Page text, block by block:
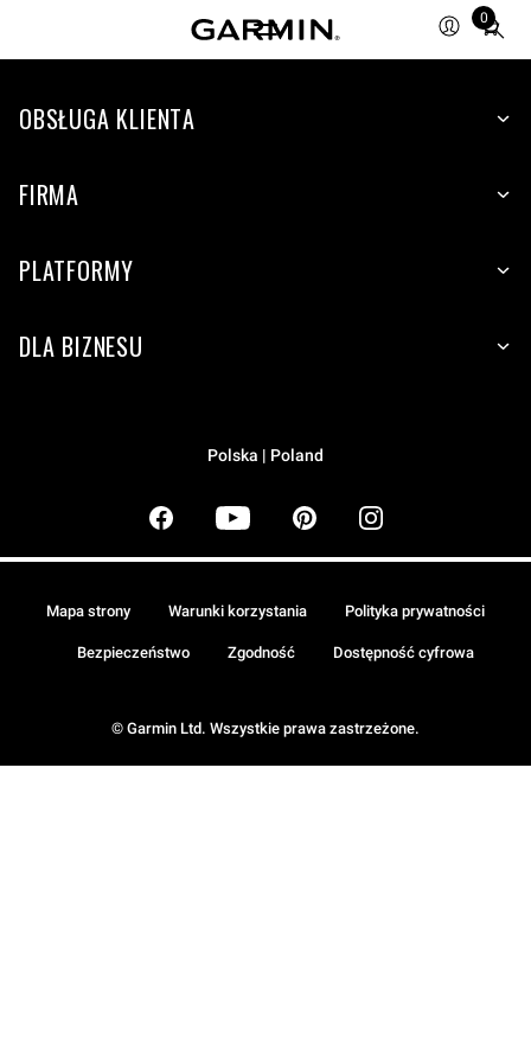
0
Total
items
cart:
OBSŁUGA KLIENTA
FIRMA
PLATFORMY
DLA BIZNESU
Polska | Poland
© Garmin Ltd. Wszystkie prawa zastrzeżone.
Mapa strony Warunki korzystania Polityka prywatności
Bezpieczeństwo Zgodność Dostępność cyfrowa